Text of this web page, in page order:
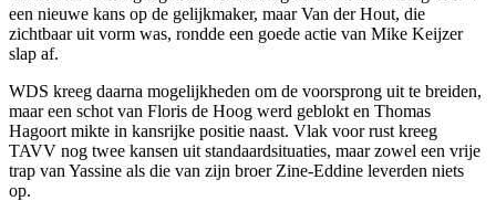
een nieuwe kans op de gelijkmaker, maar Van der Hout, die
zichtbaar uit vorm was, rondde een goede actie van Mike Keijzer
slap af.
WDS kreeg daarna mogelijkheden om de voorsprong uit te breiden,
maar een schot van Floris de Hoog werd geblokt en Thomas
Hagoort mikte in kansrijke positie naast. Vlak voor rust kreeg
TAVV nog twee kansen uit standaardsituaties, maar zowel een vrije
trap van Yassine als die van zijn broer Zine-Eddine leverden niets
op.